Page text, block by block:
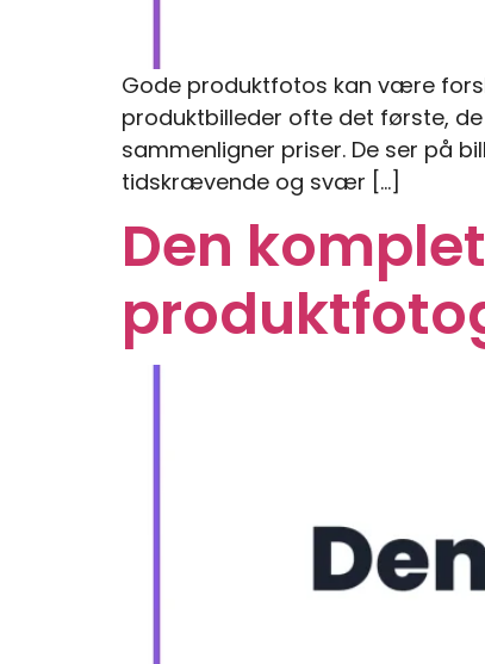
Gode produktfotos kan være
produktbilleder ofte det første,
sammenligner priser. De ser på
tidskrævende og svær […]
Den